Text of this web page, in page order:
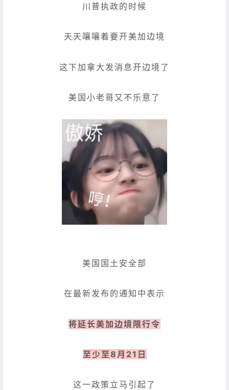
川普执政的时候
天天嚷嚷着要开美加边境
这下加拿大发消息开边境了
美国小老哥又不乐意了
美国国土安全部
在最新发布的通知中表示
将延长美加边境限行令
至少至8月21日
这一政策立马引起了